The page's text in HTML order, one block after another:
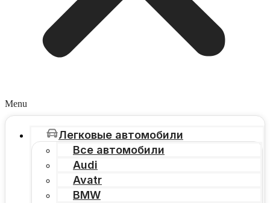
Menu
Легковые автомобили
Все автомобили
Audi
Avatr
BMW